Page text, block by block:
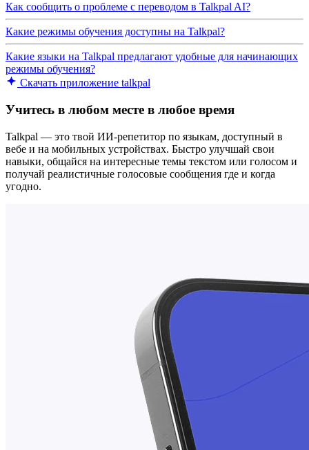
Как сообщить о проблеме с переводом в Talkpal AI?
Какие режимы обучения доступны на Talkpal?
Какие языки на Talkpal предлагают удобные для начинающих
режимы обучения?
Скачать приложение talkpal
Учитесь в любом месте в любое время
Talkpal — это твой ИИ-репетитор по языкам, доступный в
вебе и на мобильных устройствах. Быстро улучшай свои
навыки, общайся на интересные темы текстом или голосом и
получай реалистичные голосовые сообщения где и когда
угодно.